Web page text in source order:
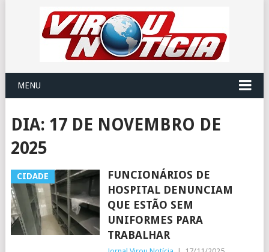
MENU
DIA: 17 DE NOVEMBRO DE
2025
CIDADE
FUNCIONÁRIOS DE
HOSPITAL DENUNCIAM
QUE ESTÃO SEM
UNIFORMES PARA
TRABALHAR